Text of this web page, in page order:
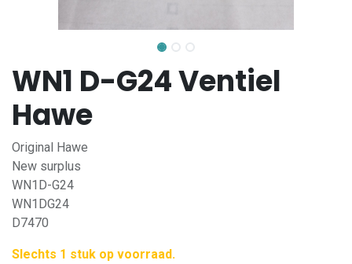
WN1 D-G24 Ventiel
Hawe
Original Hawe
New surplus
WN1D-G24
WN1DG24
D7470
Slechts 1 stuk op voorraad.